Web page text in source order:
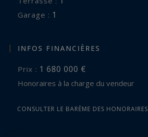
garage : 1
INFOS FINANCIÈRES
Prix : 1 680 000 €
Honoraires à la charge du vendeur
CONSULTER LE BARÈME DES HONORAIRES